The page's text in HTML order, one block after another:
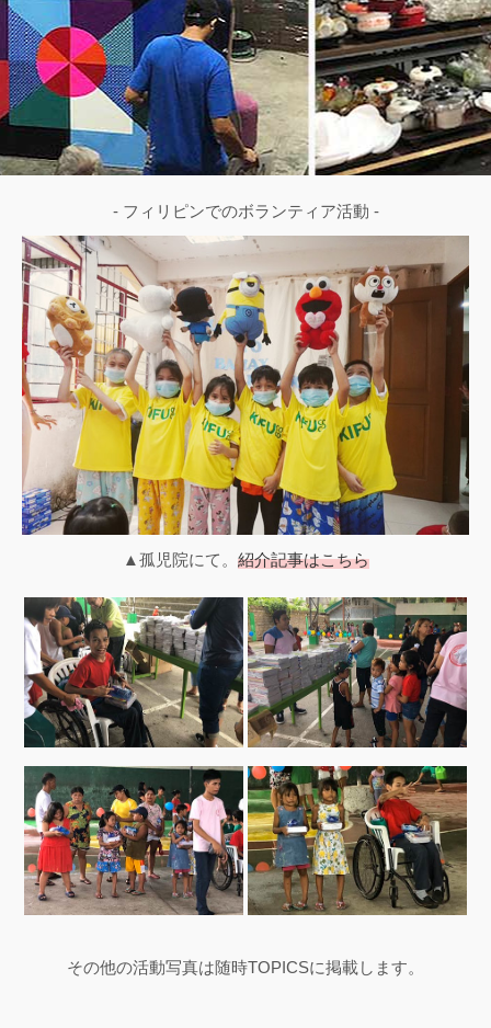
- フィリピンでのボランティア活動 -
▲孤児院にて。 紹介記事はこちら
その他の活動写真は随時TOPICSに掲載します。